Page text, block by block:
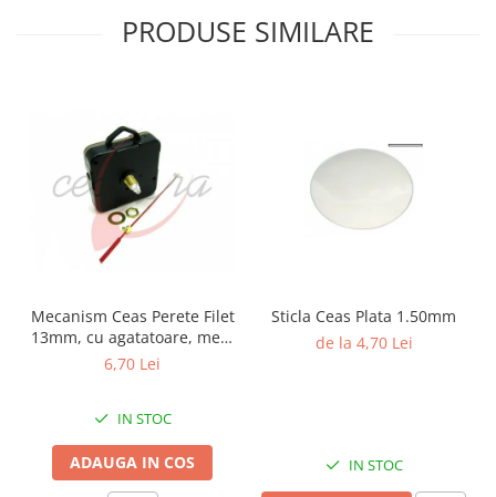
PRODUSE SIMILARE
Mecanism Ceas Perete Filet
13mm, cu agatatoare, mers
continuu, repere incluse
6,70 Lei
IN STOC
ADAUGA IN COS
Sticla Ceas Plata 1.50mm
de la 4,70 Lei
IN STOC